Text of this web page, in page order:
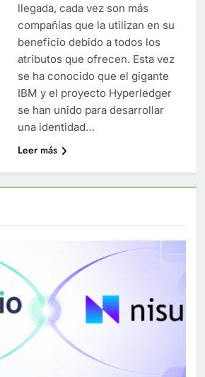
llegada, cada vez son más
compañías que la utilizan en su
beneficio debido a todos los
atributos que ofrecen. Esta vez
se ha conocido que el gigante
IBM y el proyecto Hyperledger
se han unido para desarrollar
una identidad…
Leer más